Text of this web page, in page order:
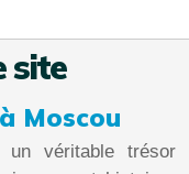
site
Moscou
véritable trésor